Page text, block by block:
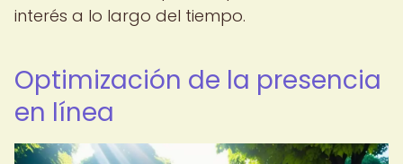
interés a lo largo del tiempo.
Optimización de la presencia
en línea